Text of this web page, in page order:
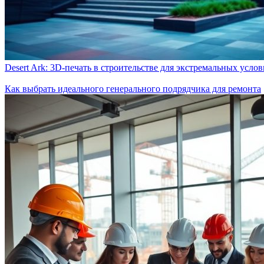
Desert Ark: 3D-печать в строительстве для экстремальных
Как выбрать идеального генерального подрядчика для ремонта